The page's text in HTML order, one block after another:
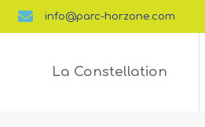
info@parc-horzone.com
La Constellation